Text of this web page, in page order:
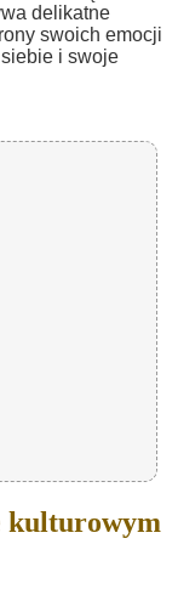
delikatne
swoich emocji
i swoje
kulturowym